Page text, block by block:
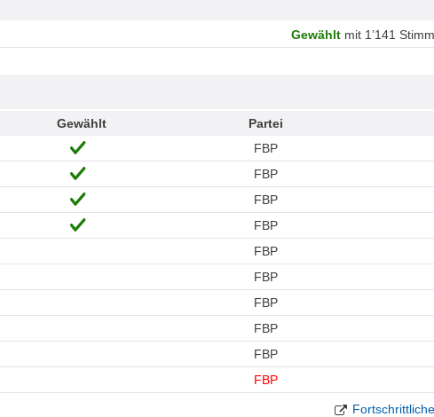
Gewähltmit 1’141
Gewählt Partei
FBP
FBP
FBP
FBP
FBP
FBP
FBP
FBP
FBP
FBP